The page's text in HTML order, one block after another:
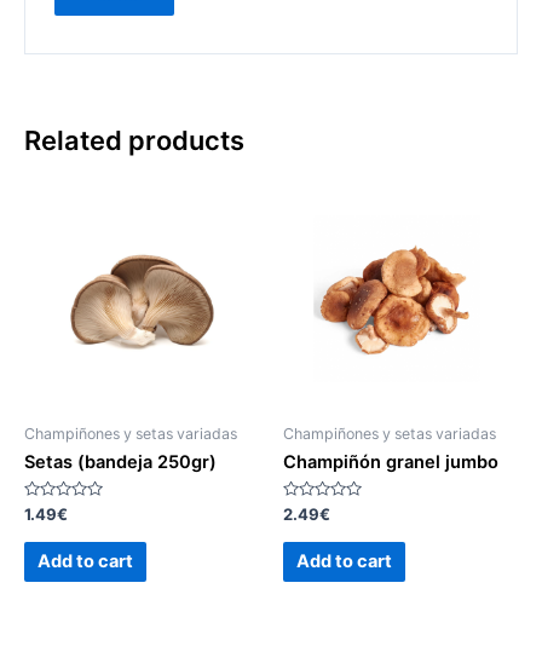
Related products
Champiñones y setas variadas
Setas (bandeja 250gr)
Rated
out
1.49€
Add to cart
Champiñones y setas variadas
Champiñón granel jumbo
Rated
out
2.49€
Add to cart